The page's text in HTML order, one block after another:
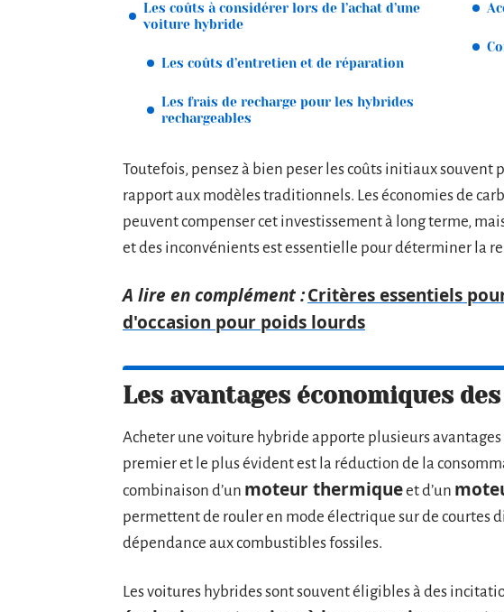
Les coûts à considérer lors de l’achat d’une
voiture hybride
Les coûts d’entretien et de réparation
Les frais de recharge pour les hybrides
rechargeables
Toutefois, pensez à bien peser les coûts initiaux souvent
rapport aux modèles traditionnels. Les économies de
peuvent compenser cet investissement à long terme,
et des inconvénients est essentielle pour déterminer la
A lire en complément :Critères essentiels
d'occasion pour poids lourds
Les avantages économiques
Acheter une voiture hybride apporte plusieurs
premier et le plus évident est la réduction de la
combinaison d’un moteur thermiqueet d’un
permettent de rouler en mode électrique sur de courtes
dépendance aux combustibles fossiles.
Les voitures hybrides sont souvent éligibles à des